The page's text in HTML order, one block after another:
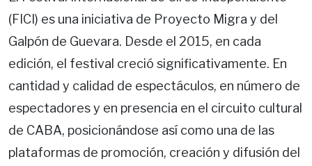
(FICI) es una iniciativa de Proyecto Migra y del
Galpón de Guevara. Desde el 2015, en cada
edición, el festival creció significativamente. En
cantidad y calidad de espectáculos, en número de
espectadores y en presencia en el circuito cultural
de CABA, posicionándose así como una de las
plataformas de promoción, creación y difusión del